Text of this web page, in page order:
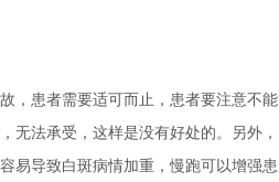
患者需要适可而止，患者要注意不能
无法承受，这样是没有好处的。另外，
易导致白斑病情加重，慢跑可以增强患